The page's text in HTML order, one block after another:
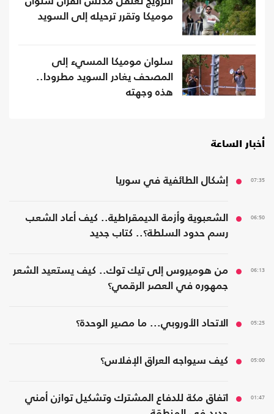
موميكا وتقرر ترحيله إلى السويد
سلوان موميكا المسيء إلى
المصحف يغادر السويد مطرودا..
هذه وجهته
أخبار الساعة
07:35 إشكال الطائفية في سوريا
06:50
الشعبوية وأزمة الديمقراطية.. كيف أعاد الشعب
رسم حدود السلطة؟.. كتاب جديد
06:13
من هوميروس إلى تيك توك.. كيف يستعيد الشعر
جمهوره في العصر الرقمي؟
05:25 الاتحاد الأوروبي... ما مصير الوحدة؟
05:00 كيف سيواجه العراق الإفلاس؟
01:47
اتفاق مكة للدفاع المشترك وتشكيل توازن أمني